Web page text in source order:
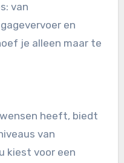
van
en
je alleen maar te
heeft, biedt
van
kiest voor een